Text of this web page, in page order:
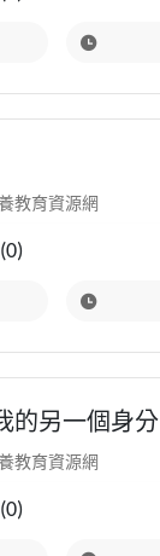
教育資源網
(0)
的另一個身分
教育資源網
(0)